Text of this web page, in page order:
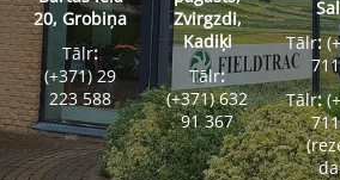
20, Grobiņa
Tālr:
(+371) 29
223 588
Zvirgzdi,
Kadiķi
Tālr:
(+371) 632
91 367
Tālr:
Tālr: